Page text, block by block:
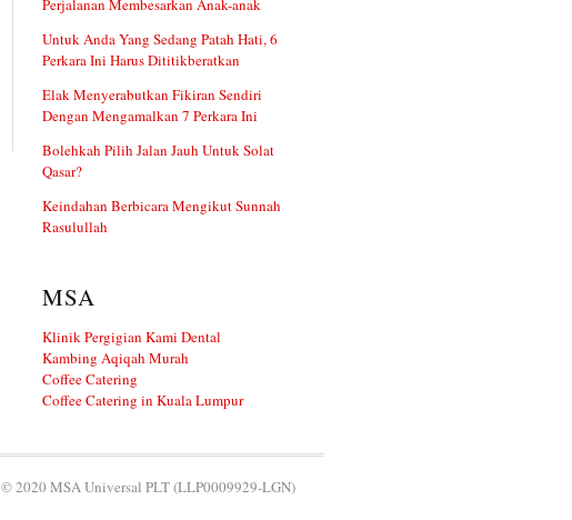
Perjalanan Membesarkan Anak-anak
Untuk Anda Yang Sedang Patah Hati, 6
Perkara Ini Harus Dititikberatkan
Elak Menyerabutkan Fikiran Sendiri
Dengan Mengamalkan 7 Perkara Ini
Bolehkah Pilih Jalan Jauh Untuk Solat
Qasar?
Keindahan Berbicara Mengikut Sunnah
Rasulullah
MSA
Klinik Pergigian Kami Dental
Kambing Aqiqah Murah
Coffee Catering
Coffee Catering in Kuala Lumpur
© 2020 MSA Universal PLT (LLP0009929-LGN)